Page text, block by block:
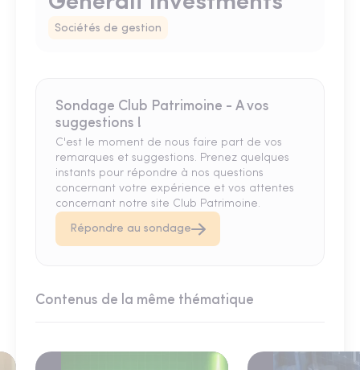
Sociétés de gestion
Sondage Club Patrimoine - A vos
suggestions !
C'est le moment de nous faire part de vos
remarques et suggestions. Prenez quelques
instants pour répondre à nos questions
concernant votre expérience et vos attentes
concernant notre site Club Patrimoine.
Répondre au sondage
Contenus de la même thématique